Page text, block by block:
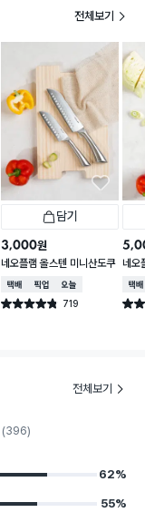
전체보기
담기
3,000원
네오플램 올스텐 미니산도쿠
택배배송매장픽업오늘배송
별점 4.8점 719
건 작성
네오
택배
별점
전체보기
(396)
62%
55%